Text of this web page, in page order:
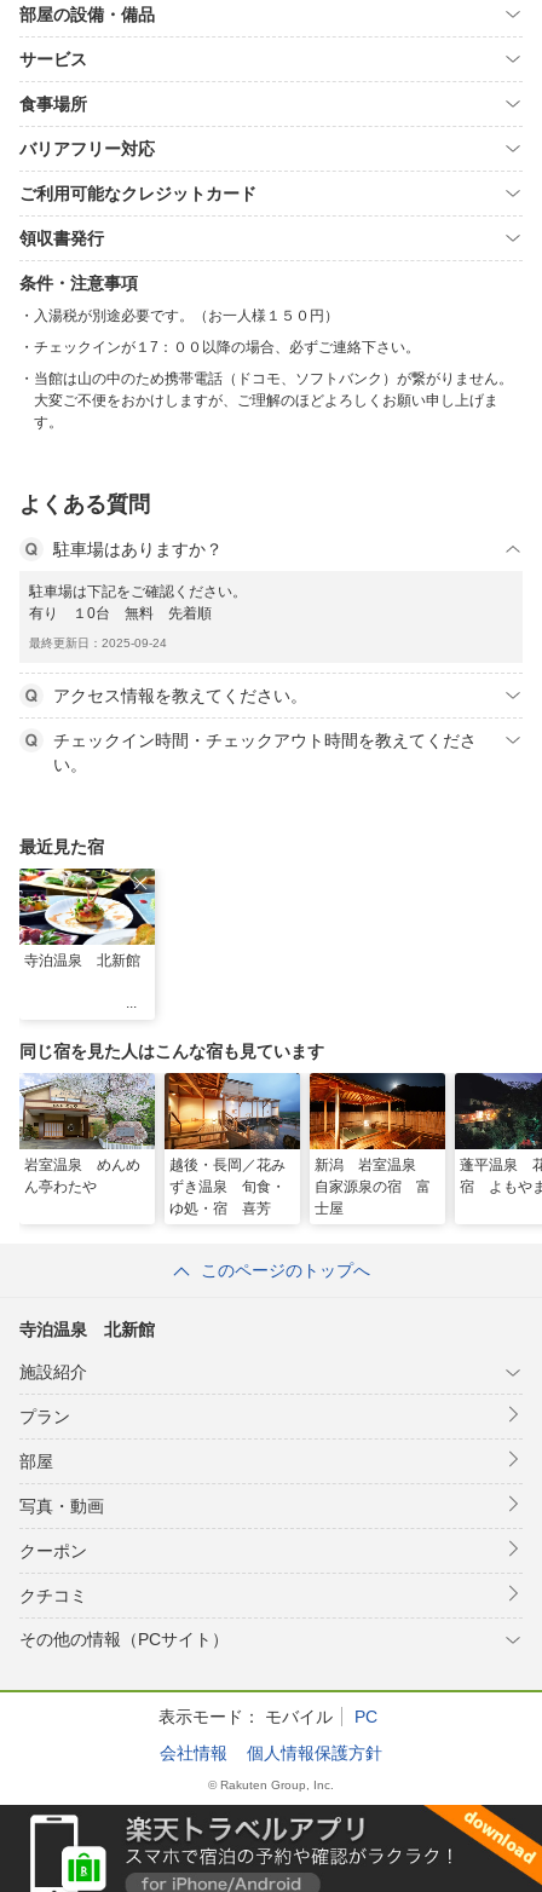
部屋の設備・備品
サービス
食事場所
バリアフリー対応
ご利用可能なクレジットカード
領収書発行
条件・注意事項
入湯税が別途必要です。（お一人様１５０円）
チェックインが１7：００以降の場合、必ずご連絡下さい。
当館は山の中のため携帯電話（ドコモ、ソフトバンク）が繋がりません。
大変ご不便をおかけしますが、ご理解のほどよろしくお願い申し上げま
す。
よくある質問
駐車場はありますか？
駐車場は下記をご確認ください。
有り １0台 無料 先着順
最終更新日：2025-09-24
アクセス情報を教えてください。
チェックイン時間・チェックアウト時間を教えてくださ
い。
最近見た宿
寺泊温泉 北新館
同じ宿を見た人はこんな宿も見ています
岩室温泉 めんめ
ん亭わたや
越後・長岡／花み
ずき温泉 旬食・
ゆ処・宿 喜芳
新潟 岩室温泉
自家源泉の宿 富
士屋
蓬平温泉
宿 よもや
このページのトップへ
寺泊温泉 北新館
施設紹介
プラン
部屋
写真・動画
クーポン
クチコミ
その他の情報（PCサイト）
表示モード： モバイル
PC
会社情報
個人情報保護方針
© Rakuten Group, Inc.